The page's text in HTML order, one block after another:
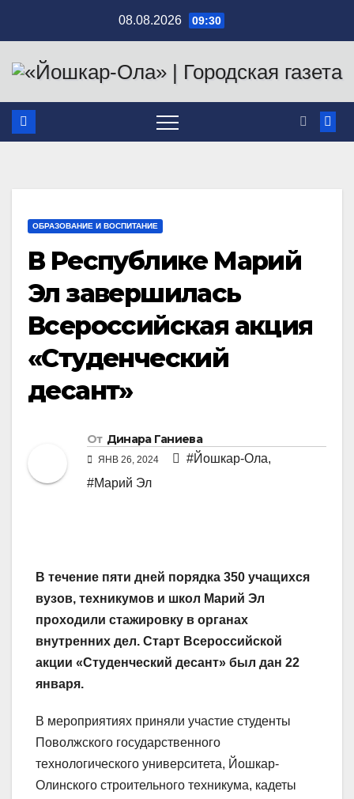
содержимому
08.08.2026 09:30
ОБРАЗОВАНИЕ И ВОСПИТАНИЕ
В Республике Марий
Эл завершилась
Всероссийская акция
«Студенческий
десант»
От Динара Ганиева
ЯНВ 26, 2024 #Йошкар-Ола,
#Марий Эл
В течение пяти дней порядка 350 учащихся
вузов, техникумов и школ Марий Эл
проходили стажировку в органах
внутренних дел. Старт Всероссийской
акции «Студенческий десант» был дан 22
января.
В мероприятиях приняли участие студенты
Поволжского государственного
технологического университета, Йошкар-
Олинского строительного техникума, кадеты